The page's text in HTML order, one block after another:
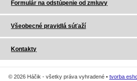
Formulár na odstúpenie od zmluvy
Všeobecné pravidlá súťaží
Kontakty
© 2026 Háčik - všetky práva vyhradené • tvorba